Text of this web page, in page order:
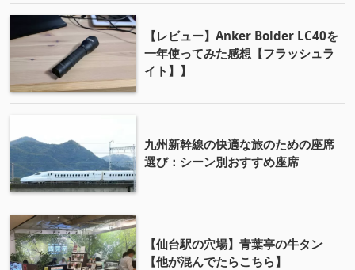
【レビュー】Anker Bolder LC40を
一年使ってみた感想【フラッシュラ
イト】】
九州新幹線の快適な旅のための座席
選び：シーン別おすすめ座席
【仙台駅の穴場】青葉亭の牛タン
【他が混んでたらこちら】